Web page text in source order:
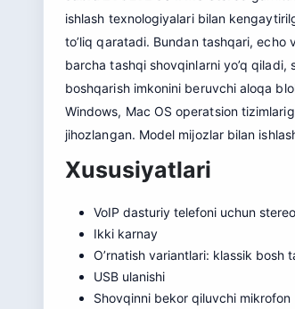
ishlash texnologiyalari bilan
to’liq qaratadi. Bundan tashqari,
barcha tashqi shovqinlarni yo’q
boshqarish imkonini beruvchi aloqa
Windows, Mac OS operatsion
jihozlangan. Model mijozlar bilan
Xususiyatlari
VoIP dasturiy telefoni uchun
Ikki karnay
O’rnatish variantlari: klassik bosh
USB ulanishi
Shovqinni bekor qiluvchi mikrofon